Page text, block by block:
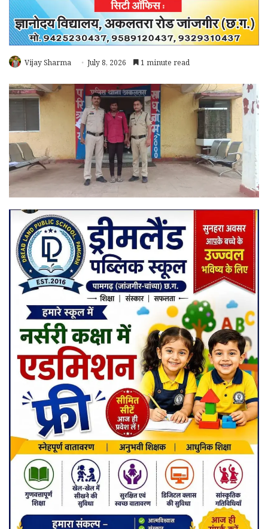
Vijay Sharma July 8, 2026 1 minute read